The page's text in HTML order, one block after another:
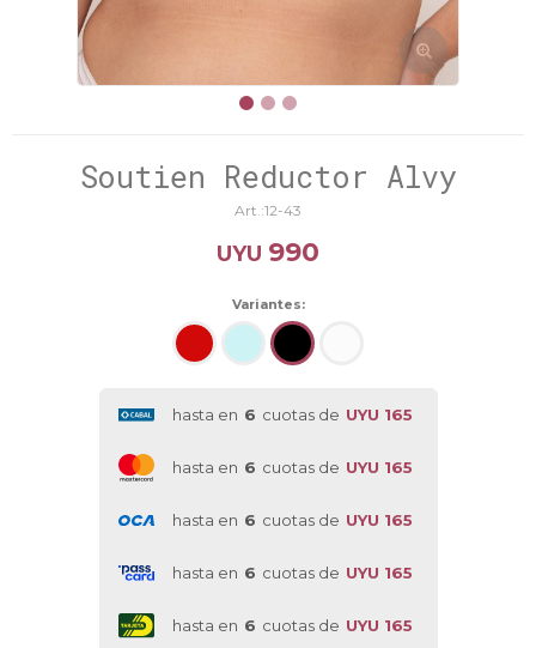
Soutien Reductor Alvy
12-43
UYU 990
Variantes:
hasta en 6 cuotas de UYU 165
hasta en 6 cuotas de UYU 165
hasta en 6 cuotas de UYU 165
hasta en 6 cuotas de UYU 165
hasta en 6 cuotas de UYU 165